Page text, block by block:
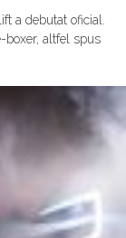
a debutat oficial.
boxer, altfel spus